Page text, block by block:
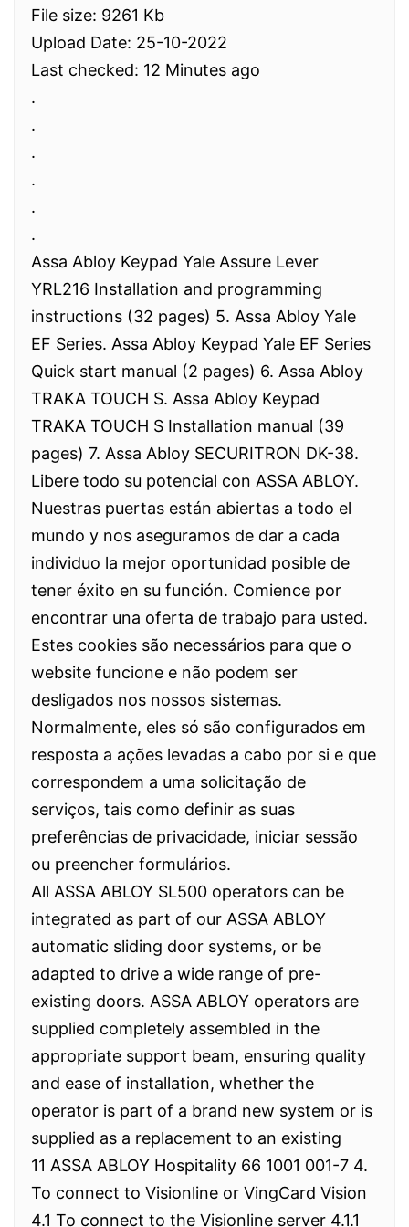
File size: 9261 Kb
Upload Date: 25-10-2022
Last checked: 12 Minutes ago
.
.
.
.
.
.
Assa Abloy Keypad Yale Assure Lever
YRL216 Installation and programming
instructions (32 pages) 5. Assa Abloy Yale
EF Series. Assa Abloy Keypad Yale EF Series
Quick start manual (2 pages) 6. Assa Abloy
TRAKA TOUCH S. Assa Abloy Keypad
TRAKA TOUCH S Installation manual (39
pages) 7. Assa Abloy SECURITRON DK-38.
Libere todo su potencial con ASSA ABLOY.
Nuestras puertas están abiertas a todo el
mundo y nos aseguramos de dar a cada
individuo la mejor oportunidad posible de
tener éxito en su función. Comience por
encontrar una oferta de trabajo para usted.
Estes cookies são necessários para que o
website funcione e não podem ser
desligados nos nossos sistemas.
Normalmente, eles só são configurados em
resposta a ações levadas a cabo por si e que
correspondem a uma solicitação de
serviços, tais como definir as suas
preferências de privacidade, iniciar sessão
ou preencher formulários.
All ASSA ABLOY SL500 operators can be
integrated as part of our ASSA ABLOY
automatic sliding door systems, or be
adapted to drive a wide range of pre-
existing doors. ASSA ABLOY operators are
supplied completely assembled in the
appropriate support beam, ensuring quality
and ease of installation, whether the
operator is part of a brand new system or is
supplied as a replacement to an existing
11 ASSA ABLOY Hospitality 66 1001 001-7 4.
To connect to Visionline or VingCard Vision
4.1 To connect to the Visionline server 4.1.1